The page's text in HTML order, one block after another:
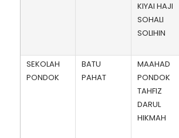
KIYAI HAJI
SOHALI
SOLIHIN
SEKOLAH
PONDOK
BATU
PAHAT
MAAHAD
PONDOK
TAHFIZ
DARUL
HIKMAH